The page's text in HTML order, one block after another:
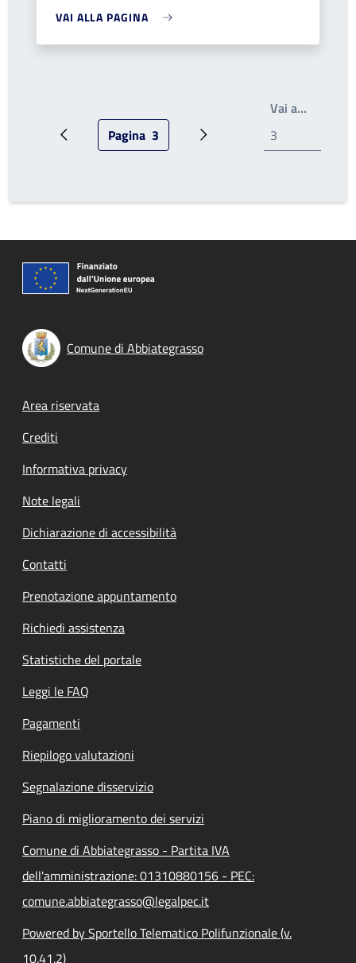
VAI ALLA PAGINA
Pagina precedentePagina attuale
Pagina 3 Pagina successiva
Vai a…
Comune di Abbiategrasso
Footer menu
Area riservata
Crediti
Informativa privacy
Note legali
Dichiarazione di accessibilità
Contatti
Prenotazione appuntamento
Richiedi assistenza
Statistiche del portale
Leggi le FAQ
Pagamenti
Riepilogo valutazioni
Segnalazione disservizio
Piano di miglioramento dei servizi
Comune di Abbiategrasso - Partita IVA
dell'amministrazione: 01310880156 - PEC:
comune.abbiategrasso@legalpec.it
Powered by Sportello Telematico Polifunzionale (v.
10.41.2)